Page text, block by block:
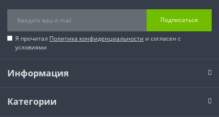
Подписаться
Я прочитал Политика конфиденциальности и согласен с
условиями
Информация
Категории